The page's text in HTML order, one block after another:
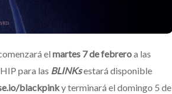
el martes 7 de febreroa las
para las BLINKsestará disponible
blackpinky terminará el domingo 5 de